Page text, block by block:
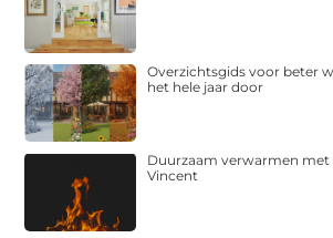
Overzichtsgids voor beter
het hele jaar door
Duurzaam verwarmen
Vincent